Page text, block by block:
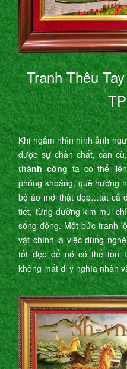
Tranh Thêu
Khi ngắm nhìn hình ảnh
được sự chân chất, cần
thành côngta có thể liên
phóng khoáng, quê hương
bộ áo mới thật đẹp…tất cả
tiết, từng đường kim mũi
sống động. Một bức tranh
vật chính là việc dùng
tốt đẹp để nó có thể tồn
không mất đi ý nghĩa nhân